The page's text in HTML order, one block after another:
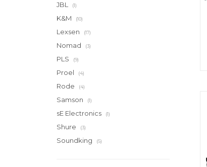
JBL (1)
K&M (10)
Lexsen (17)
Nomad (3)
PLS (9)
Proel (4)
Rode (4)
Samson (1)
sE Electronics (1)
Shure (3)
Soundking (5)